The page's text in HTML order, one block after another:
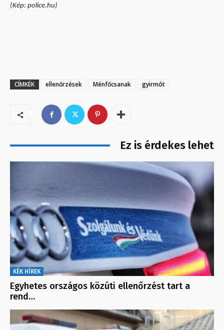
(Kép: police.hu)
CÍMKÉK ellenőrzések Ménfőcsanak gyirmót
Ez is érdekes lehet
KÉK HÍREK
Egyhetes országos közúti ellenőrzést tart a
rend…